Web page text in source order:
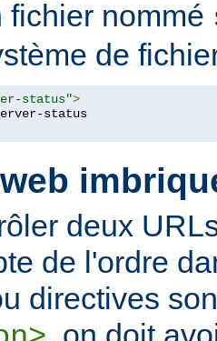
fichier nommé
de
status">
deux
de l'ordre
directives